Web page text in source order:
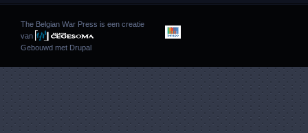
The Belgian War Press is een creatie
van
Gebouwd met Drupal